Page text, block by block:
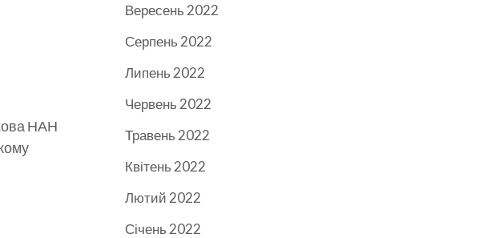
НАН
Вересень 2022
Серпень 2022
Липень 2022
Червень 2022
Травень 2022
Квітень 2022
Лютий 2022
Січень 2022